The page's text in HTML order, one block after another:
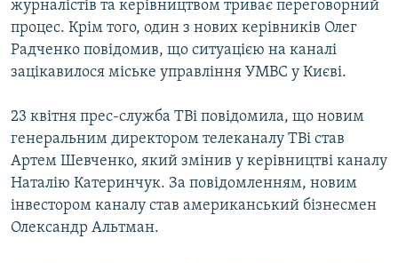
журналістів та керівництвом триває переговорний
процес. Крім того, один з нових керівників Олег
Радченко повідомив, що ситуацією на каналі
зацікавилося міське управління УМВС у Києві.
23 квітня прес-служба ТВі повідомила, що новим
генеральним директором телеканалу ТВі став
Артем Шевченко, який змінив у керівництві каналу
Наталію Катеринчук. За повідомленням, новим
інвестором каналу став американський бізнесмен
Олександр Альтман.